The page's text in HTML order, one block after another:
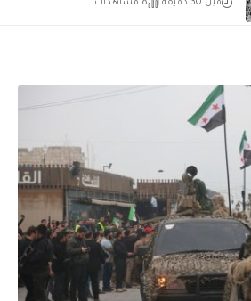
قبل 30 دقيقة 8 مشاهدات